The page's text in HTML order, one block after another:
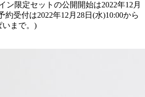
ン限定セットの公開開始は2022年12月
約受付は2022年12月28日(水)10:00から
いまで。)